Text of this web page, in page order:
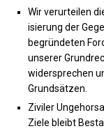
Wir verurteilen
i­sie­rung der
be­gründeten
unserer
widersprechen
Grundsätzen.
Ziviler
Ziele bleibt